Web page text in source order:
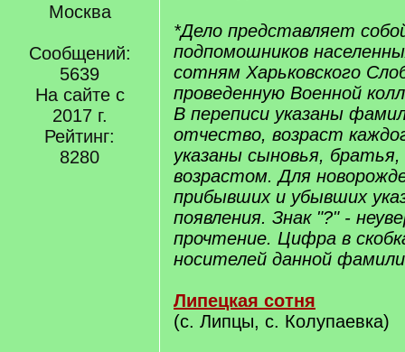
Москва
Сообщений:
5639
На сайте с
2017 г.
Рейтинг:
8280
*Дело представляет
подпомошников
сотням Харьковского
проведенную Военной
В переписи указаны
отчество, возраст
указаны сыновья, братья,
возрастом. Для
прибывших и убывших
появления. Знак "?" -
прочтение. Цифра в
носителей данной
Липецкая сотня
(с. Липцы, с. Колупаевка)